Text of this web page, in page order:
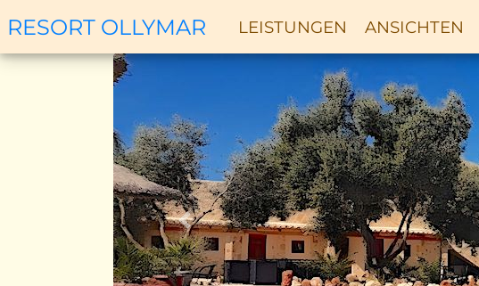
RESORT OLLYMAR LEISTUNGEN ANSICHTEN
Zurück